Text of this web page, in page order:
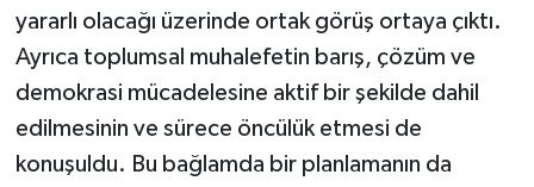
yararlı olacağı üzerinde ortak görüş ortaya çıktı.
Ayrıca toplumsal muhalefetin barış, çözüm ve
demokrasi mücadelesine aktif bir şekilde dahil
edilmesinin ve sürece öncülük etmesi de
konuşuldu. Bu bağlamda bir planlamanın da